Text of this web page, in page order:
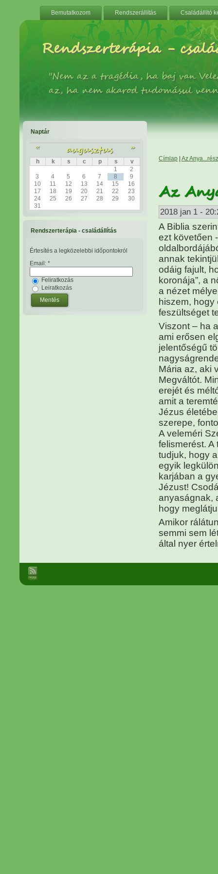
Bemutatkozom Rendszerállítás Családállító
Rendszerterápia -
"Nem az a tragédia, ha baj van
az, ha nem akarod tudomásul
Naptár
« augusztus »
h k s c p s
v
1
2
3
4 5 6 7 8
9
10
11 12 13 14 15
16
17
18 19 20 21 22
23
24
25 26 27 28 29
30
31
Rendszerterápia - családállítás
Értesítés a legközelebbi időpontokról
Email: *
Feliratkozás
Leiratkozás
Címlap Az
Az
2018 jan 1 -
A Biblia
ezt követően
annak
odáig fajult,
koronája”, a
a nézet
hiszem,
feszültséget
Viszont – ha
ami erősen
jelentőségű
Mária az, aki
Megváltót.
erejét és
amit a
Jézus
szerepe,
A veleméri
felismerést.
tudjuk, hogy
egyik
karjában a
Jézust!
anyaságnak,
hogy
Amikor
semmi sem
által nyer